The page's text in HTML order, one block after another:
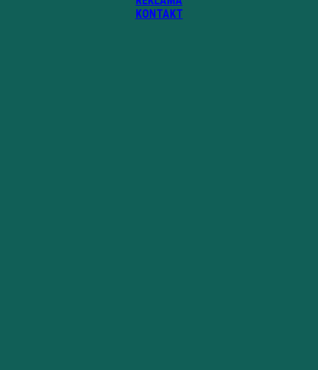
KONTAKT